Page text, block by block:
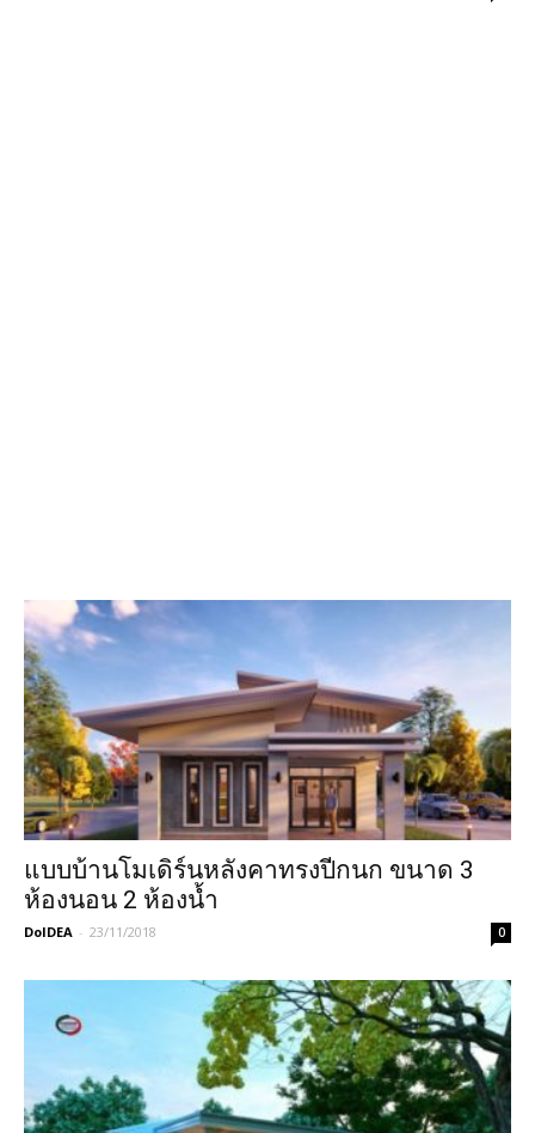
แบบบ้านโมเดิร์นหลังคาทรงปีกนก ขนาด 3
ห้องนอน 2 ห้องน้ำ
DoIDEA - 23/11/2018 0